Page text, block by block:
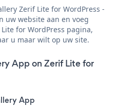
Zerif Lite for WordPress -
uw website aan en voeg
for WordPress pagina,
u maar wilt op uw site.
App on Zerif Lite for
App